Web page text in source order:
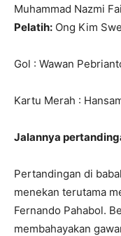
Muhammad Nazmi
Pelatih: Ong Kim
Gol : Wawan
Kartu Merah :
Jalannya
Pertandingan di
menekan terutama
Fernando Pahabol.
membahayakan